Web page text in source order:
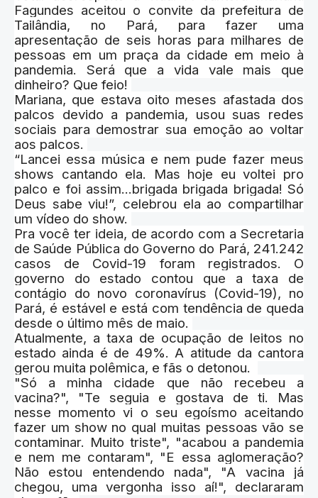
Fagundes aceitou o convite da prefeitura de
Tailândia, no Pará, para fazer uma
apresentação de seis horas para milhares de
pessoas em um praça da cidade em meio à
pandemia. Será que a vida vale mais que
dinheiro? Que feio!
Mariana, que estava oito meses afastada dos
palcos devido a pandemia, usou suas redes
sociais para demostrar sua emoção ao voltar
aos palcos.
“Lancei essa música e nem pude fazer meus
shows cantando ela. Mas hoje eu voltei pro
palco e foi assim...brigada brigada brigada! Só
Deus sabe viu!”, celebrou ela ao compartilhar
um vídeo do show.
Pra você ter ideia, de acordo com a Secretaria
de Saúde Pública do Governo do Pará, 241.242
casos de Covid-19 foram registrados. O
governo do estado contou que a taxa de
contágio do novo coronavírus (Covid-19), no
Pará, é estável e está com tendência de queda
desde o último mês de maio.
Atualmente, a taxa de ocupação de leitos no
estado ainda é de 49%. A atitude da cantora
gerou muita polêmica, e fãs o detonou.
"Só a minha cidade que não recebeu a
vacina?", "Te seguia e gostava de ti. Mas
nesse momento vi o seu egoísmo aceitando
fazer um show no qual muitas pessoas vão se
contaminar. Muito triste", "acabou a pandemia
e nem me contaram", "E essa aglomeração?
Não estou entendendo nada", "A vacina já
chegou, uma vergonha isso aí!", declararam